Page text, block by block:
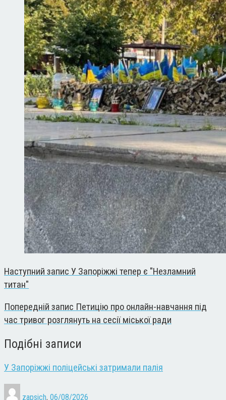
Наступний запис У Запоріжжі тепер є "Незламний
титан"
Попередній запис Петицію про онлайн-навчання під
час тривог розглянуть на сесії міської ради
Подібні записи
У Запоріжжі поліцейські затримали палія
zapsich, 06/08/2026